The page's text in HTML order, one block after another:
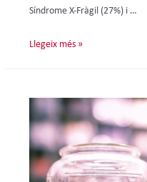
Síndrome X-Fràgil (27%) i …
Llegeix més »